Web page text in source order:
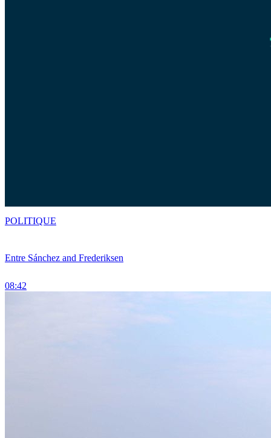
Entre Sánchez and Frederiksen
08:42
POLITIQUE